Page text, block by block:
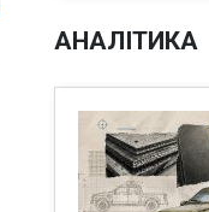
АНАЛІТИКА